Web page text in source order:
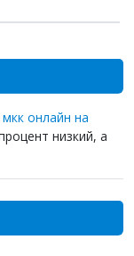
онлайн на
низкий, а